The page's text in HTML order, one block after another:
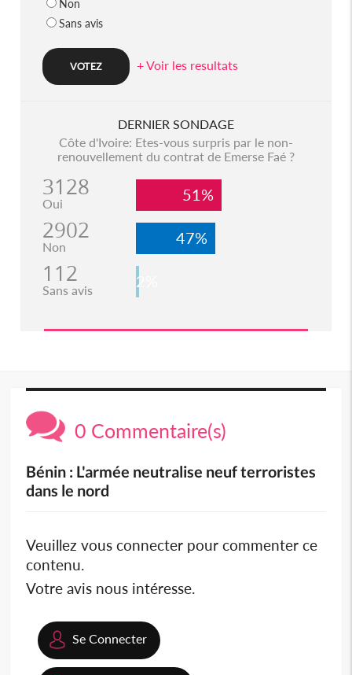
Non
Sans avis
+ Voir les resultats
DERNIER SONDAGE
Côte d'Ivoire: Etes-vous surpris par le non-
renouvellement du contrat de Emerse Faé ?
3128
Oui 51%
2902
Non 47%
112
Sans avis 2%
0 Commentaire(s)
Bénin : L'armée neutralise neuf terroristes
dans le nord
Veuillez vous connecter pour commenter ce
contenu.
Votre avis nous intéresse.
Se Connecter